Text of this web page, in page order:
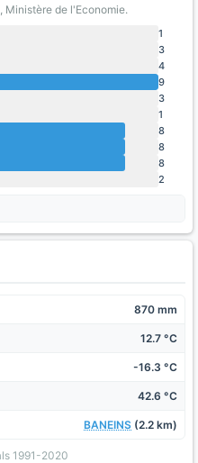
Ministère de l'Economie.
1
3
4
9
3
1
8
8
8
2
870 mm
12.7 °C
-16.3 °C
42.6 °C
BANEINS (2.2 km)
1991-2020